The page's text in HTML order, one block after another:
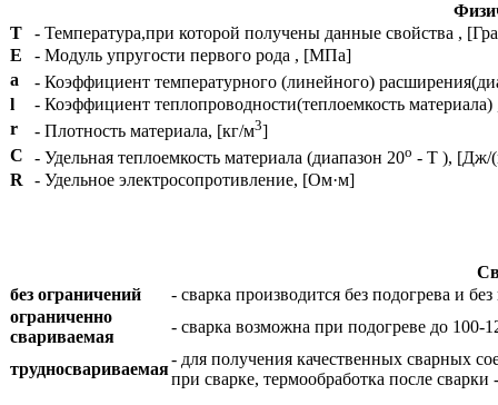
T
- Температура,при которой получены данные свойства ,
E
- Модуль упругости первого рода , [МПа]
a
- Коэффициент температурного (линейного)
l
- Коэффициент теплопроводности(теплоемкость
r
- Плотность материала, [кг/м3]
C
- Удельная теплоемкость материала (диапазон 20o - T ), [Дж/
R - Удельное электросопротивление, [Ом·м]
без ограничений
- сварка производится без подогрева и
ограниченно
свариваемая
- сварка возможна при подогреве до 100-
трудносвариваемая
- для получения качественных сварных
при сварке, термообработка после сварки